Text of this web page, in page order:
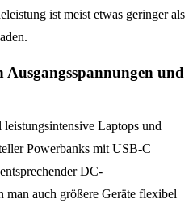
ist meist etwas geringer als
und
Laptops und
Powerbanks mit USB-C
DC-
man auch größere Geräte flexibel